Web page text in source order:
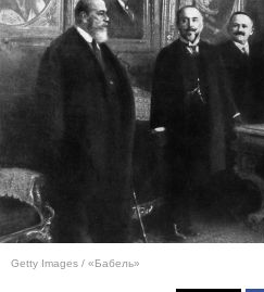
Getty Images / «Бабель»